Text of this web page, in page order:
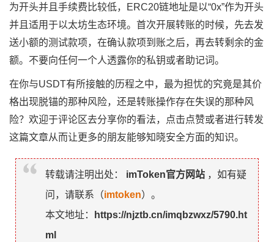
为开头并且手续费比较低，ERC20链地址是以“0x”作为开头
并且适用于以太坊生态环境。首次开展转账的时候，先去发
送小额的测试款项，在确认款项到账之后，再去转剩余的金
额。不要向任何一个人透露你的私钥或者助记词。
在你与USDT有所接触的历程之中，最为担忧的究竟是其价
格出现脱锚的那种风险，还是转账操作存在失误的那种风
险？欢迎于评论区去分享你的看法，点击点赞或者进行转发
这篇文章从而让更多的朋友能够知晓安全方面的知识。
转载请注明出处： imToken官方网站 ，如有疑
问，请联系（imtoken）。
本文地址：
https://njztb.cn/imqbzwxz/5790.ht
ml